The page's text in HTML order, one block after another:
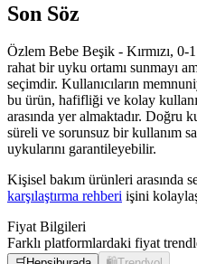
Son Söz
Özlem Bebe Beşik - Kırmızı, 0-
rahat bir uyku ortamı sunmayı
seçimdir. Kullanıcıların
bu ürün, hafifliği ve kolay
arasında yer almaktadır. Doğru
süreli ve sorunsuz bir kullanım
uykularını garantileyebilir.
Kişisel bakım ürünleri arasında
karşılaştırma rehberi işini
Fiyat Bilgileri
Farklı platformlardaki fiyat